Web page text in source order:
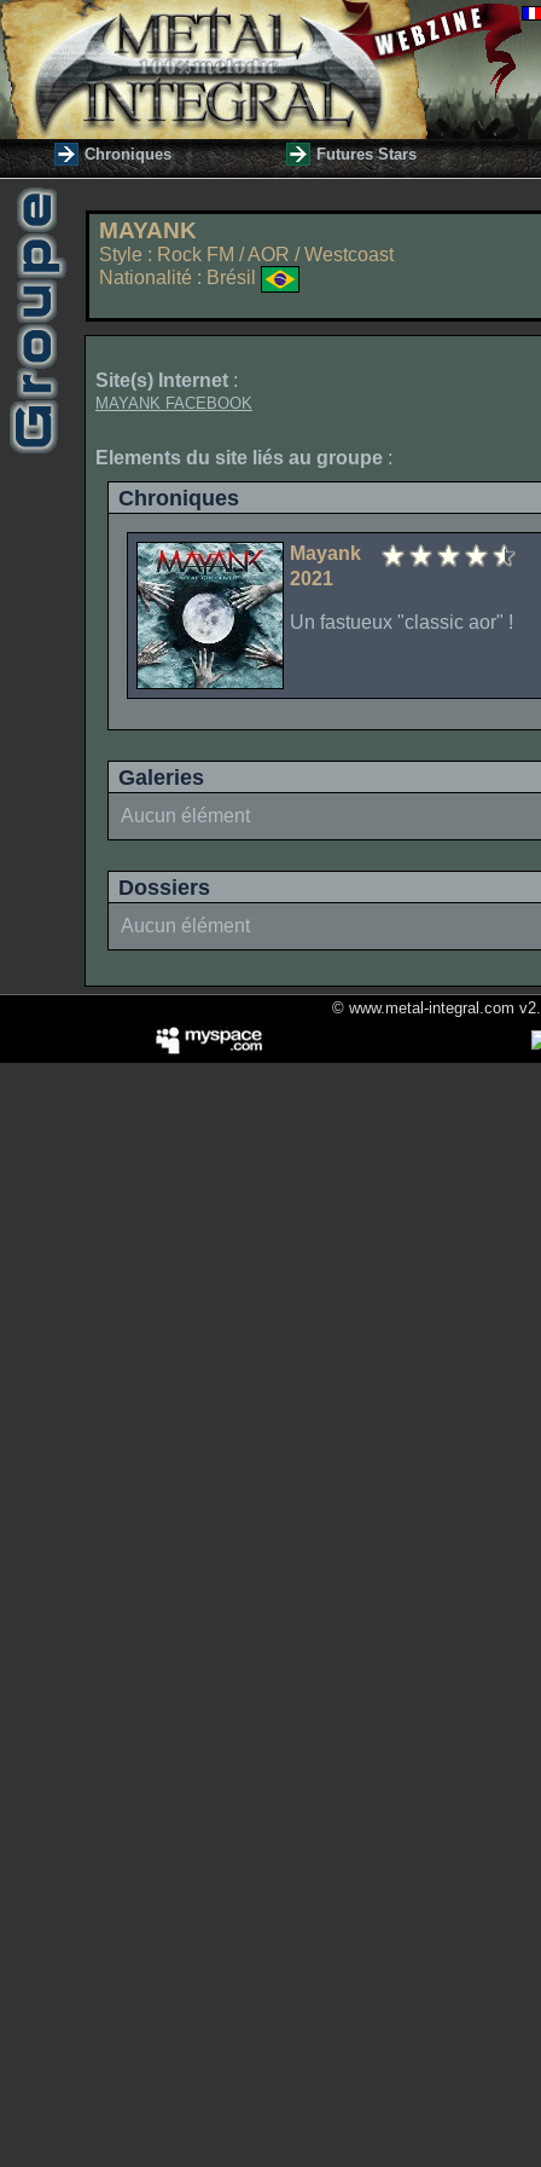
Chroniques Futures Stars
MAYANK
Style : Rock FM / AOR / Westcoast
Nationalité : Brésil
Site(s) Internet :
MAYANK FACEBOOK
Elements du site liés au groupe :
Chroniques
Mayank
2021
Un fastueux "classic aor" !
Galeries
Aucun élément
Dossiers
Aucun élément
© www.metal-integral.com